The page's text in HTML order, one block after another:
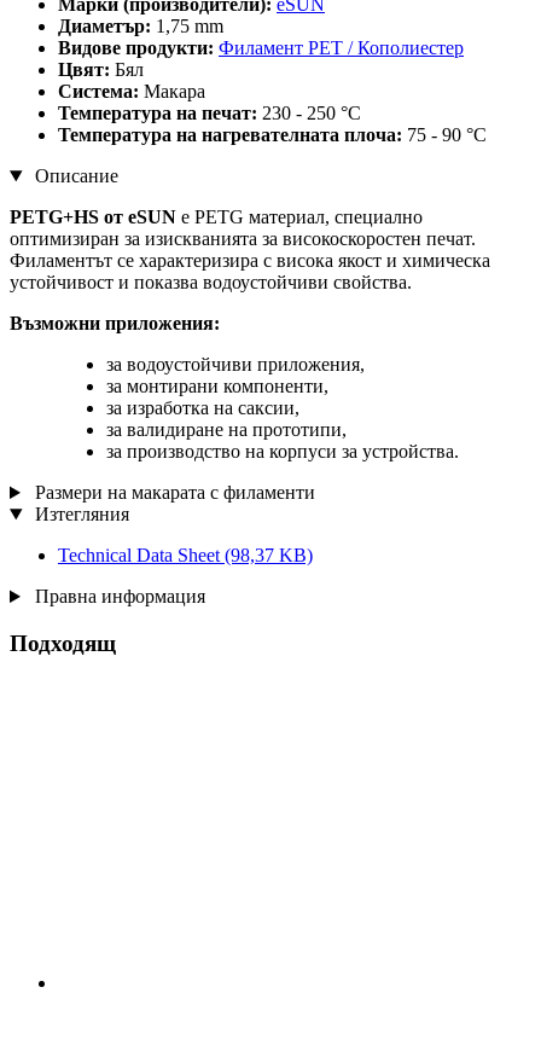
Марки (производители): eSUN
Диаметър: 1,75 mm
Видове продукти: Филамент PET / Кополиестер
Цвят: Бял
Система: Макара
Температура на печат: 230 - 250 °C
Температура на нагревателната плоча: 75 - 90 °C
Описание
PETG+HS от eSUN е PETG материал, специално
оптимизиран за изискванията за високоскоростен печат.
Филаментът се характеризира с висока якост и химическа
устойчивост и показва водоустойчиви свойства.
Възможни приложения:
за водоустойчиви приложения,
за монтирани компоненти,
за изработка на саксии,
за валидиране на прототипи,
за производство на корпуси за устройства.
Размери на макарата с филаменти
Изтегляния
Technical Data Sheet (98,37 KB)
Правна информация
Подходящ